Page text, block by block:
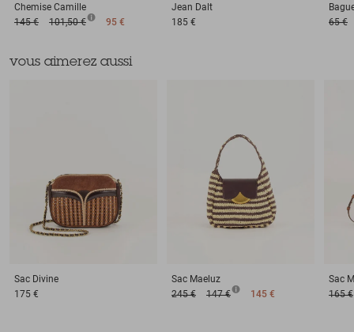
Chemise Camille
145 €
101,50 € 95 €
Jean Dalt
185 €
65 €
vous aimerez aussi
Sac Divine
175 €
Sac Maeluz
245 €
147 € 145 €
Sac
165 €